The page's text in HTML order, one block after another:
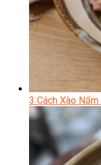
3 Cách Xào